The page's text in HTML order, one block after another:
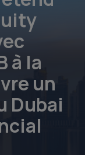
à la
un
Dubai